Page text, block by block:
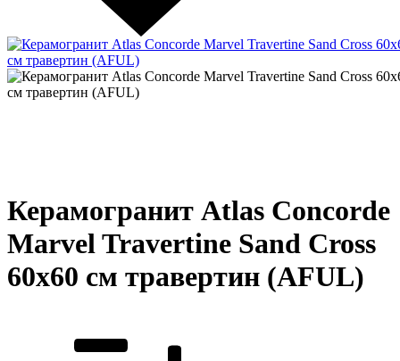
Керамогранит Atlas Concorde
Marvel Travertine Sand Cross
60x60 см травертин (AFUL)